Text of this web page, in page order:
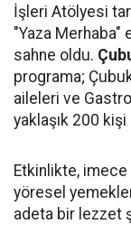
İşleri Atölyesi
"Yaza Merhaba"
sahne oldu.
programa;
aileleri ve
yaklaşık 200 kişi
Etkinlikte, imece
yöresel
adeta bir lezzet